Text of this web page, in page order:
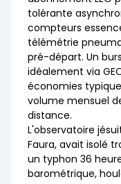
tolérante
compteurs
télémétrie
pré-départ. Un
idéalement via
économies
volume mensuel
distance.
L'observatoire
Faura, avait isolé
un typhon 36
barométrique,